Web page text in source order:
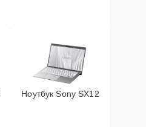
Ноутбук Sony SX12